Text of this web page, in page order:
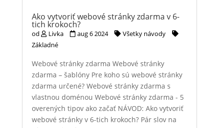
Ako vytvoriť webové stránky zdarma v 6-
tich krokoch?
od Livka aug 6 2024
Všetky návody
Základné
Webové stránky zdarma Webové stránky
zdarma – šablóny Pre koho sú webové stránky
zdarma určené? Webové stránky zdarma s
vlastnou doménou Webové stránky zdarma - 5
overených tipov ako začať NÁVOD: Ako vytvoriť
webové stránky v 6-tich krokoch? Pár slov na